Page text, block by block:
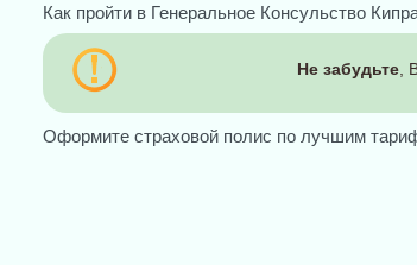
Как пройти в Генеральное Консульство
Не забудьте,
Оформите страховой полис по лучшим